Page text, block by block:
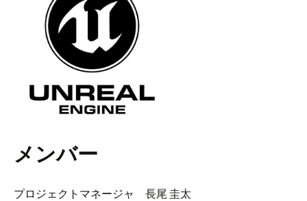
メンバー
プロジェクトマネージャ 長尾 圭太